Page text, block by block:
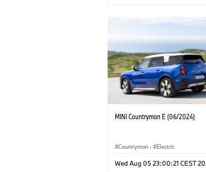
MINI Countryman E (06/2024)
Countryman · Electric
Wed Aug 05 23:00:21 CEST